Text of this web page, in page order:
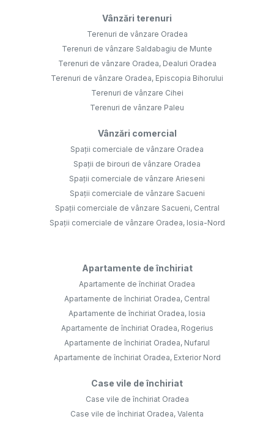
Vânzări terenuri
Terenuri de vânzare Oradea
Terenuri de vânzare Saldabagiu de Munte
Terenuri de vânzare Oradea, Dealuri Oradea
Terenuri de vânzare Oradea, Episcopia Bihorului
Terenuri de vânzare Cihei
Terenuri de vânzare Paleu
Vânzări comercial
Spații comerciale de vânzare Oradea
Spații de birouri de vânzare Oradea
Spații comerciale de vânzare Arieseni
Spații comerciale de vânzare Sacueni
Spații comerciale de vânzare Sacueni, Central
Spații comerciale de vânzare Oradea, Iosia-Nord
Apartamente de închiriat
Apartamente de închiriat Oradea
Apartamente de închiriat Oradea, Central
Apartamente de închiriat Oradea, Iosia
Apartamente de închiriat Oradea, Rogerius
Apartamente de închiriat Oradea, Nufarul
Apartamente de închiriat Oradea, Exterior Nord
Case vile de închiriat
Case vile de închiriat Oradea
Case vile de închiriat Oradea, Valenta